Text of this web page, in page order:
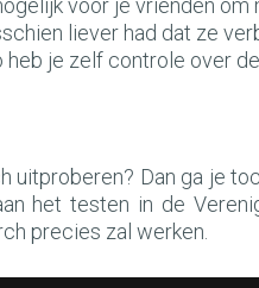
voor je vrienden
liever had dat ze
je zelf controle over
uitproberen? Dan ga je
het testen in de
precies zal werken.